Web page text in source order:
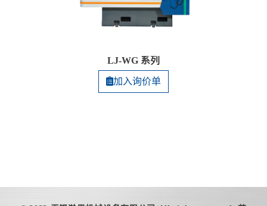
LJ-WG 系列
加入询价单